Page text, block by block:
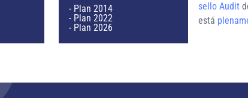
- Plan 2014
- Plan 2022
- Plan 2026
sello Audit
está